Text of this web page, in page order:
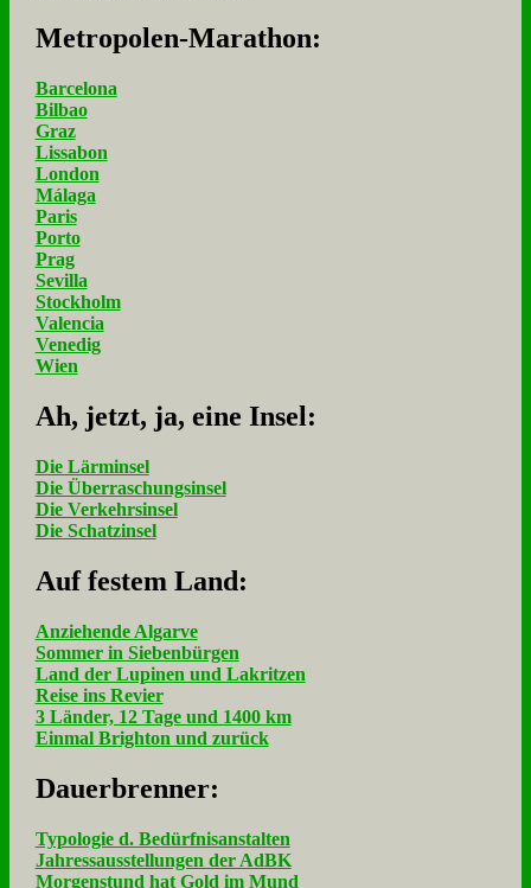
Me­tro­po­len-Ma­ra­thon:
Barcelona
Bilbao
Graz
Lissabon
London
Málaga
Paris
Porto
Prag
Sevilla
Stockholm
Valencia
Venedig
Wien
Ah, jetzt, ja, ei­ne In­sel:
Die Lärminsel
Die Überraschungsinsel
Die Verkehrsinsel
Die Schatzinsel
Auf fe­stem Land:
Anziehende Algarve
Sommer in Siebenbürgen
Land der Lupinen und Lakritzen
Reise ins Revier
3 Länder, 12 Tage und 1400 km
Einmal Brighton und zurück
Dau­er­bren­ner:
Typologie d. Bedürfnisanstalten
Jahressausstellungen der AdBK
Morgenstund hat Gold im Mund